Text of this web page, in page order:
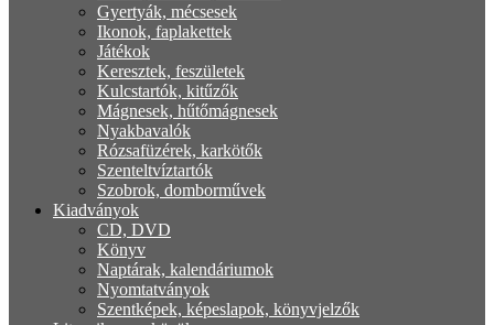
Gyertyák, mécsesek
Ikonok, faplakettek
Játékok
Keresztek, feszületek
Kulcstartók, kitűzők
Mágnesek, hűtőmágnesek
Nyakbavalók
Rózsafüzérek, karkötők
Szenteltvíztartók
Szobrok, domborművek
Kiadványok
CD, DVD
Könyv
Naptárak, kalendáriumok
Nyomtatványok
Szentképek, képeslapok, könyvjelzők